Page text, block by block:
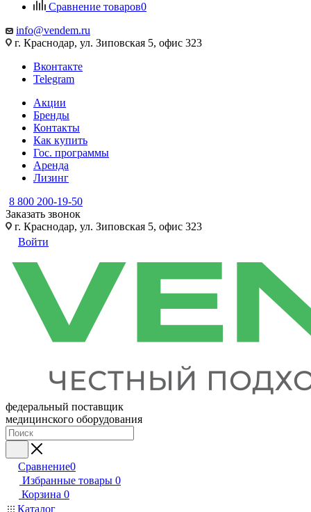
Сравнение товаров0
info@vendem.ru
г. Краснодар, ул. Зиповская 5, офис 323
Вконтакте
Telegram
Акции
Бренды
Контакты
Как купить
Гос. программы
Аренда
Лизинг
8 800 200-19-50
Заказать звонок
г. Краснодар, ул. Зиповская 5, офис 323
Войти
федеральный поставщик
медицинского оборудования
Сравнение0
Избранные товары 0
Корзина 0
Каталог